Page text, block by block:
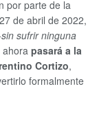
por parte de la
de abril de 2022,
sufrir ninguna
ahorapasará a la
Cortizo,
formalmente